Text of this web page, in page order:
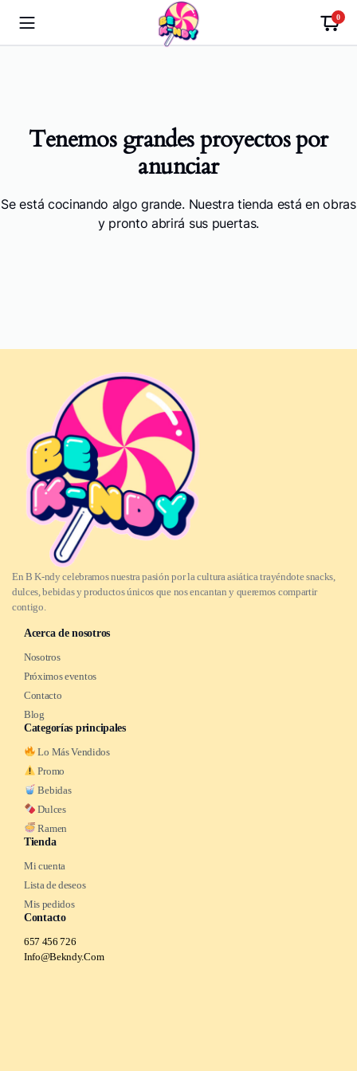
0
Tenemos grandes proyectos por
anunciar
Se está cocinando algo grande. Nuestra tienda está en obras
y pronto abrirá sus puertas.
En B K-ndy celebramos nuestra pasión por la cultura asiática trayéndote snacks,
dulces, bebidas y productos únicos que nos encantan y queremos compartir
contigo.
Acerca de nosotros
Nosotros
Próximos eventos
Contacto
Blog
Categorías principales
Lo Más Vendidos
Promo
Bebidas
Dulces
Ramen
Tienda
Mi cuenta
Lista de deseos
Mis pedidos
Contacto
657 456 726
Info@Bekndy.Com